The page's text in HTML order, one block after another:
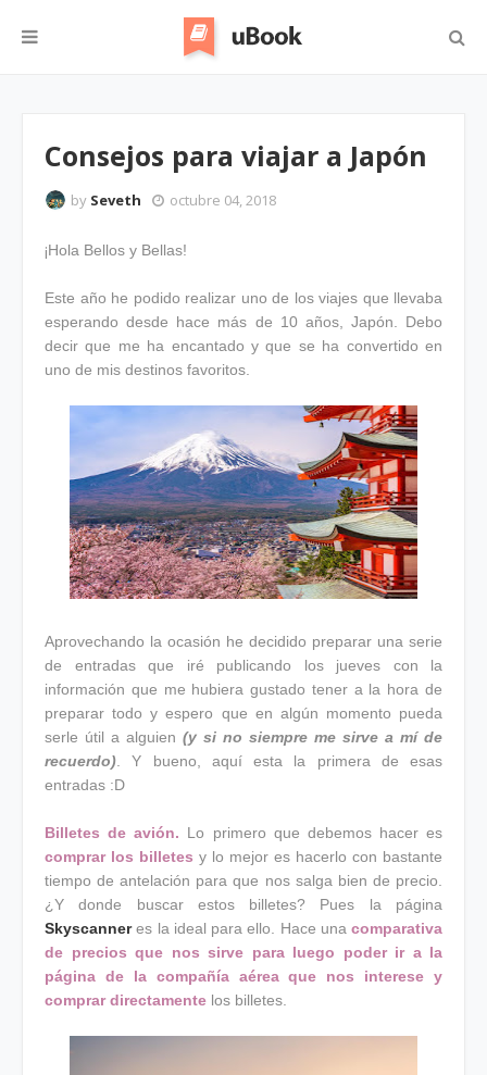
Consejos para viajar a Japón
by Seveth octubre 04, 2018
¡Hola Bellos y Bellas!
Este año he podido realizar uno de los viajes que llevaba
esperando desde hace más de 10 años, Japón. Debo
decir que me ha encantado y que se ha convertido en
uno de mis destinos favoritos.
Aprovechando la ocasión he decidido preparar una serie
de entradas que iré publicando los jueves con la
información que me hubiera gustado tener a la hora de
preparar todo y espero que en algún momento pueda
serle útil a alguien (y si no siempre me sirve a mí de
recuerdo) . Y bueno, aquí esta la primera de esas
entradas :D
Billetes de avión. Lo primero que debemos hacer es
comprar los billetes y lo mejor es hacerlo con bastante
tiempo de antelación para que nos salga bien de precio.
¿Y donde buscar estos billetes? Pues la página
Skyscanneres la ideal para ello. Hace una comparativa
de precios que nos sirve para luego poder ir a la
página de la compañía aérea que nos interese y
comprar directamente los billetes.